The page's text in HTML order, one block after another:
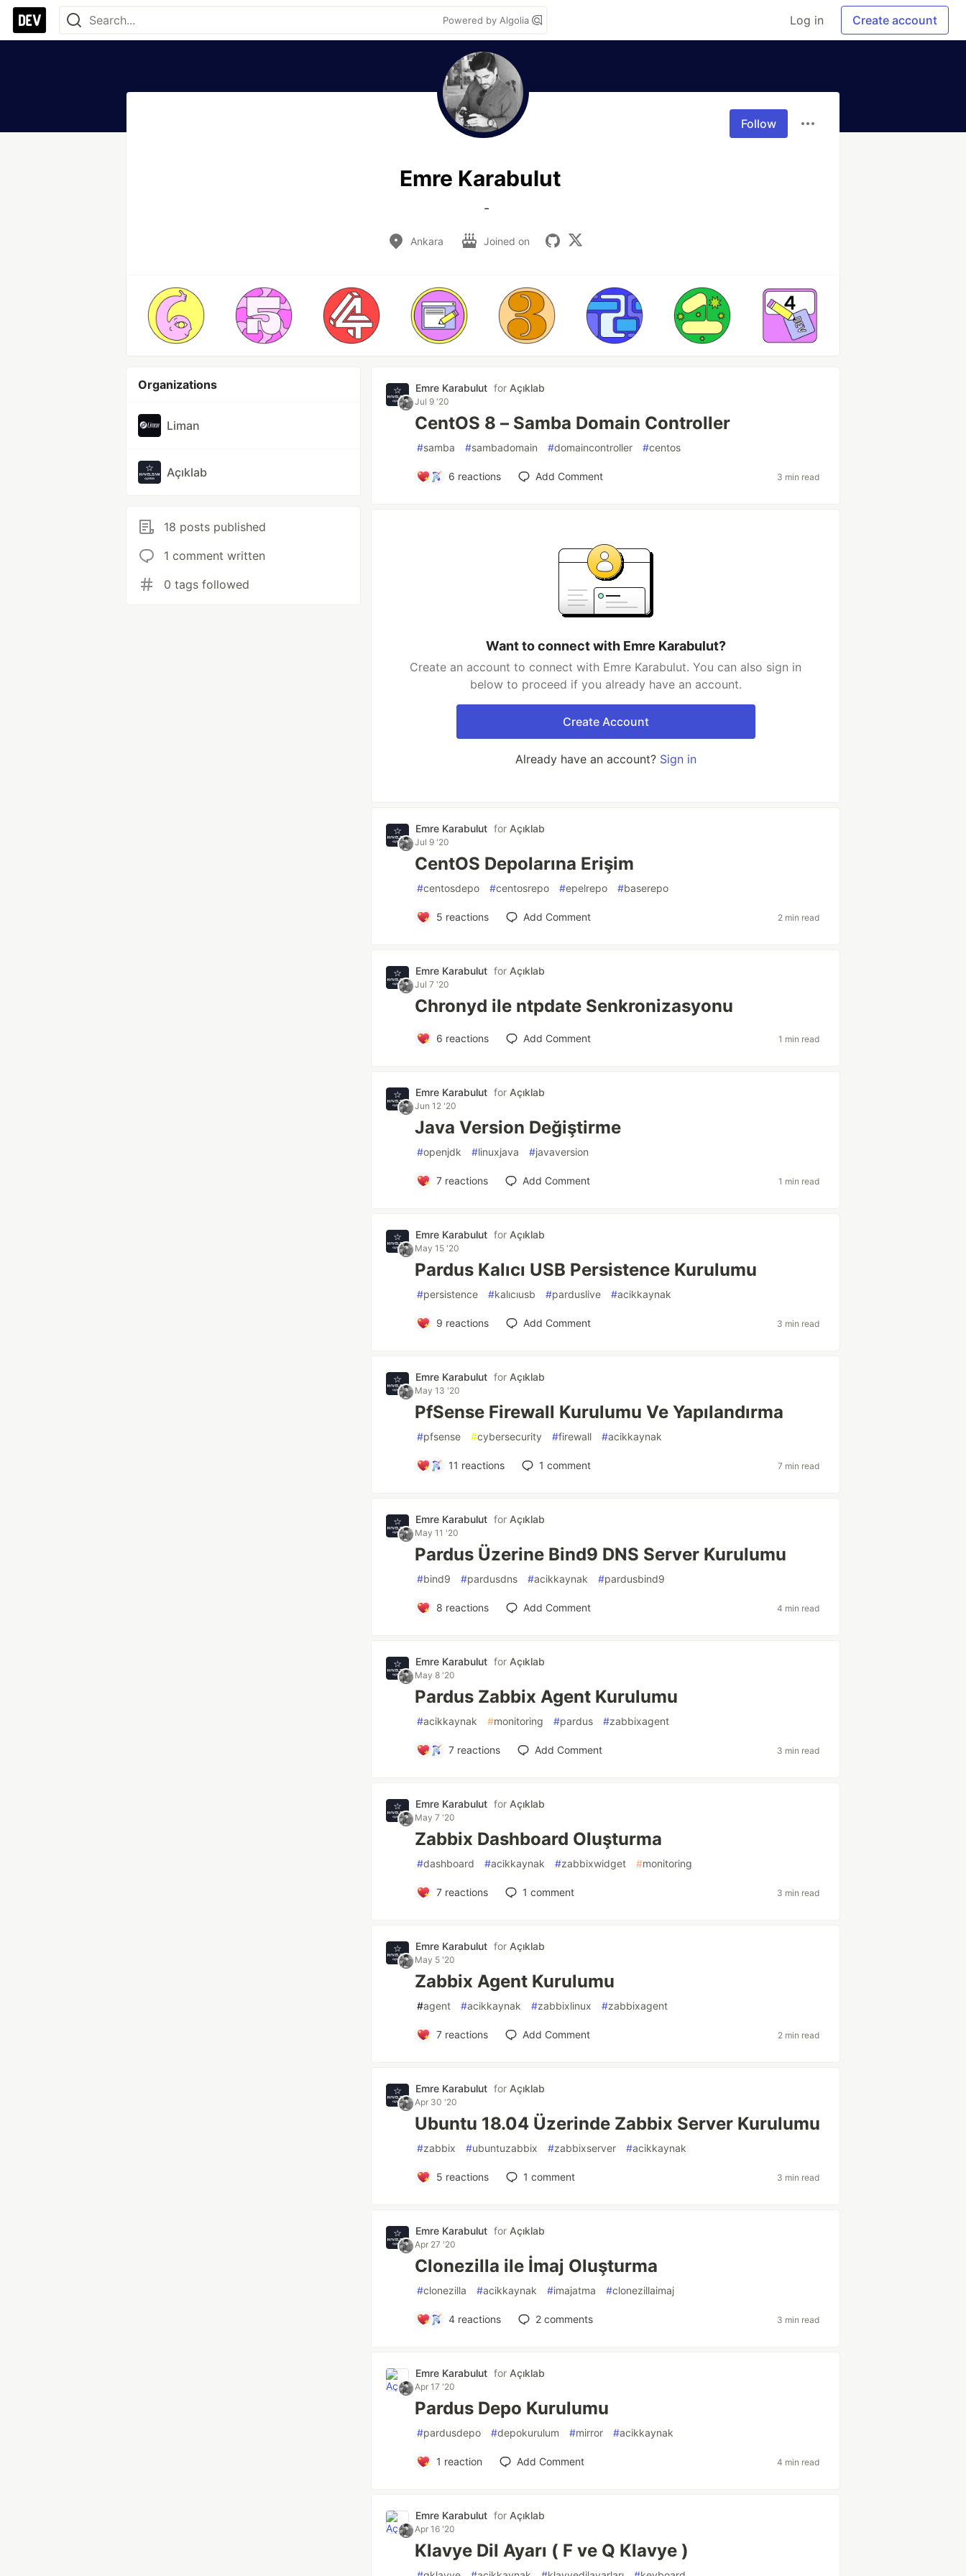
Powered by Algolia Log in Create account
Follow
Emre Karabulut
  -
Ankara Joined on
Organizations
Liman
Açıklab
18 posts published
1 comment written
0 tags followed
Emre Karabulut for Açıklab
Jul 9 '20
CentOS 8 – Samba Domain Controller
#samba #sambadomain #domaincontroller #centos
6 reactions Add Comment 3 min read
Want to connect with Emre Karabulut?
Create an account to connect with Emre Karabulut. You can also sign in
below to proceed if you already have an account.
Create Account
Already have an account? Sign in
Emre Karabulut for Açıklab
Jul 9 '20
CentOS Depolarına Erişim
#centosdepo #centosrepo #epelrepo #baserepo
5 reactions Add Comment 2 min read
Emre Karabulut for Açıklab
Jul 7 '20
Chronyd ile ntpdate Senkronizasyonu
6 reactions Add Comment 1 min read
Emre Karabulut for Açıklab
Jun 12 '20
Java Version Değiştirme
#openjdk #linuxjava #javaversion
7reactions Add Comment 1 min read
Emre Karabulut for Açıklab
May 15 '20
Pardus Kalıcı USB Persistence Kurulumu
#persistence #kalıcıusb #parduslive #acikkaynak
9 reactions Add Comment 3 min read
Emre Karabulut for Açıklab
May 13 '20
PfSense Firewall Kurulumu Ve Yapılandırma
#pfsense #cybersecurity #firewall #acikkaynak
11 reactions 1 comment 7 min read
Emre Karabulut for Açıklab
May 11 '20
Pardus Üzerine Bind9 DNS Server Kurulumu
#bind9 #pardusdns #acikkaynak #pardusbind9
8 reactions Add Comment 4 min read
Emre Karabulut for Açıklab
May 8 '20
Pardus Zabbix Agent Kurulumu
#acikkaynak #monitoring #pardus #zabbixagent
7 reactions Add Comment 3 min read
Emre Karabulut for Açıklab
May 7 '20
Zabbix Dashboard Oluşturma
#dashboard #acikkaynak #zabbixwidget #monitoring
7reactions 1 comment 3 min read
Emre Karabulut for Açıklab
May 5 '20
Zabbix Agent Kurulumu
#agent #acikkaynak #zabbixlinux #zabbixagent
7reactions Add Comment 2 min read
Emre Karabulut for Açıklab
Apr 30 '20
Ubuntu 18.04 Üzerinde Zabbix Server Kurulumu
#zabbix #ubuntuzabbix #zabbixserver #acikkaynak
5 reactions 1 comment 3 min read
Emre Karabulut for Açıklab
Apr 27 '20
Clonezilla ile İmaj Oluşturma
#clonezilla #acikkaynak #imajatma #clonezillaimaj
4 reactions 2 comments 3 min read
Emre Karabulut for Açıklab
Apr 17 '20
Pardus Depo Kurulumu
#pardusdepo #depokurulum #mirror #acikkaynak
1 reaction Add Comment 4 min read
Emre Karabulut for Açıklab
Apr 16 '20
Klavye Dil Ayarı ( F ve Q Klavye )